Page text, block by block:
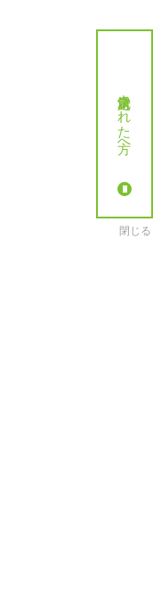
就労決定された方へ
閉じる